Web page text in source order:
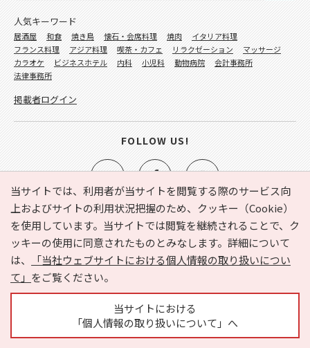
当サイトでは、利用者が当サイトを閲覧する際のサービス向
上およびサイトの利用状況把握のため、クッキー（Cookie）
を使用しています。当サイトでは閲覧を継続されることで、ク
ッキーの使用に同意されたものとみなします。詳細について
は、
「当社ウェブサイトにおける個人情報の取り扱いについ
て」 をご覧ください。
当サイトにおける
「個人情報の取り扱いについて」へ
e-NAVITA（イーナビタ）とは？ お気に入り
ヘルプ
利用規約
個人情報の取り扱いについて
運営会社
サイトマップ
広告掲載に関するお問い合わせ
人気キーワード
居酒屋 和食 焼き鳥 懐石・会席料理 焼肉
イタリア料理
フランス料理
アジア料理 喫茶・カフェ リラクゼーション
マッサージ
カラオケ
ビジネスホテル 内科 小児科 動物病院
会計事務所
法律事務所
掲載者ログイン
FOLLOW US!